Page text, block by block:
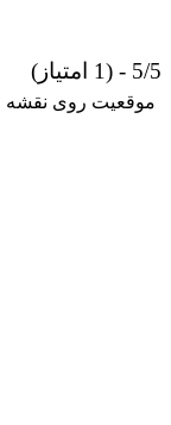
5/5 - (1 امتیاز)
موقعیت روی نقشه